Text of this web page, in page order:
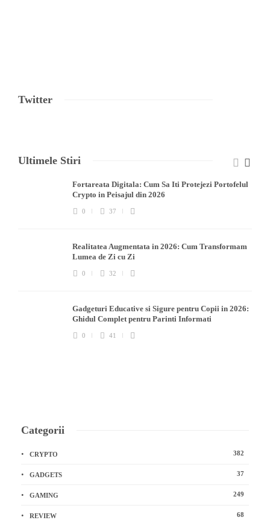
Twitter
Ultimele Stiri
Fortareata Digitala: Cum Sa Iti Protejezi Portofelul
Crypto in Peisajul din 2026
0 37
Realitatea Augmentata in 2026: Cum Transformam
Lumea de Zi cu Zi
0 32
Gadgeturi Educative si Sigure pentru Copii in 2026:
Ghidul Complet pentru Parinti Informati
0 41
Categorii
CRYPTO 382
GADGETS 37
GAMING 249
REVIEW 68